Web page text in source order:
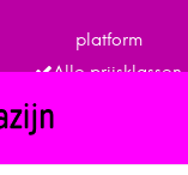
platform
Alle prijsklassen